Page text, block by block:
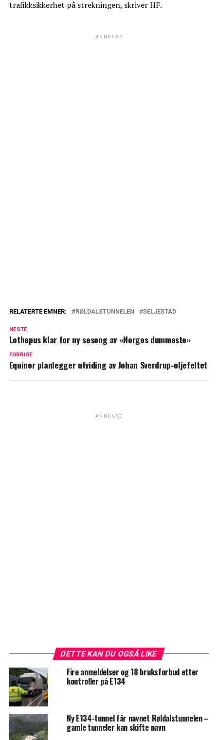
trafikksikkerhet på strekningen, skriver HF.
ANNONSE
RELATERTE EMNER: RØLDALSTUNNELEN SELJESTAD
NESTE
Lothepus klar for ny sesong av «Norges dummeste»
FORRIGE
Equinor planlegger utviding av Johan Sverdrup-oljefeltet
ANNONSE
DETTE KAN DU OGSÅ LIKE
Fire anmeldelser og 18 bruksforbud etter
kontroller på E134
Ny E134-tunnel får navnet Røldalstunnelen –
gamle tunneler kan skifte navn